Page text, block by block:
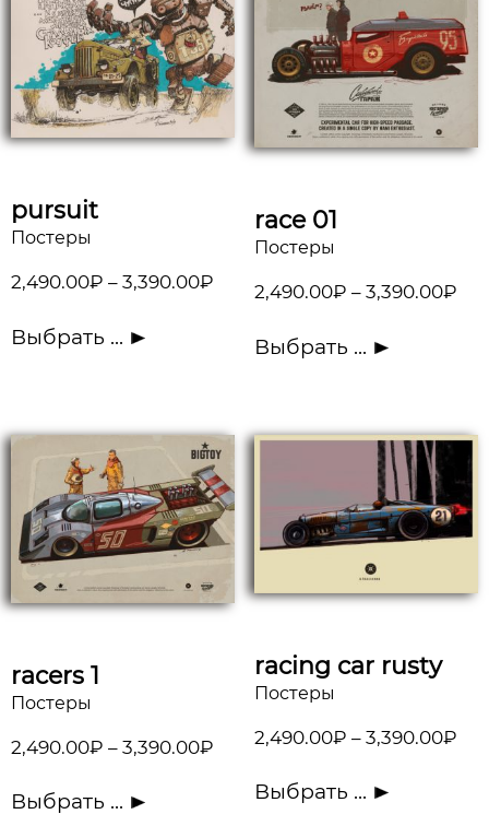
pursuit
Постеры
2,490.00₽ – 3,390.00₽
Выбрать ...
race 01
Постеры
2,490.00₽ – 3,390.00₽
Выбрать ...
racers 1
Постеры
2,490.00₽ – 3,390.00₽
Выбрать ...
racing car rusty
Постеры
2,490.00₽ – 3,390.00₽
Выбрать ...